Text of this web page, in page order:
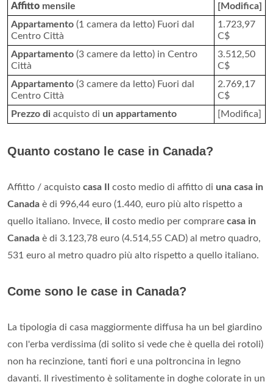
Affitto mensile
[Modifica]
Appartamento (1 camera da letto) Fuori dal
Centro Città
1.723,97
C$
Appartamento (3 camere da letto) in Centro
Città
3.512,50
C$
Appartamento (3 camere da letto) Fuori dal
Centro Città
2.769,17
C$
Prezzo di acquisto di un appartamento [Modifica]
Quanto costano le case in Canada?
Affitto / acquisto casa costo medio di affitto di una casa in
Canada è di 996,44 euro (1.440, euro più alto rispetto a
quello italiano. Invece, il costo medio per comprare casa in
Canada è di 3.123,78 euro (4.514,55 CAD) al metro quadro,
531 euro al metro quadro più alto rispetto a quello italiano.
Come sono le case in Canada?
La tipologia di casa maggiormente diffusa ha un bel giardino
con l'erba verdissima (di solito si vede che è quella dei rotoli)
non ha recinzione, tanti fiori e una poltroncina in legno
davanti. Il rivestimento è solitamente in doghe colorate in un